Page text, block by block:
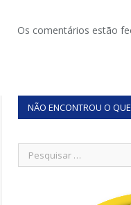
Os comentários estão
NÃO ENCONTROU O